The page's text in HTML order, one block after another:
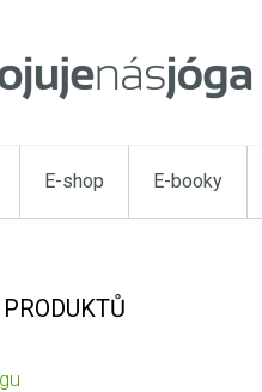
E-shop E-booky